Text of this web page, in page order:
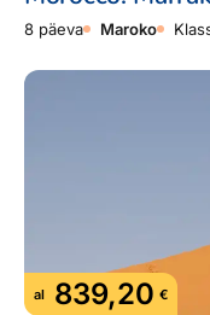
8 päeva Maroko
al 839,20 €